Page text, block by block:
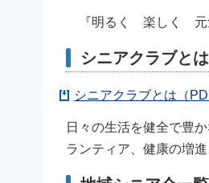
『明るく 楽しく 元気
シニアクラブと
シニアクラブとは（
日々の生活を健全で豊
ランティア、健康の増